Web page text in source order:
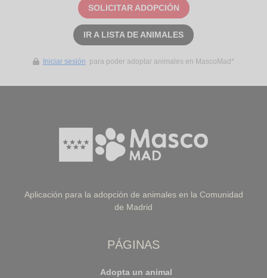
SOLICITAR ADOPCIÓN
IR A LISTA DE ANIMALES
Iniciar sesión para poder adoptar animales en MascoMad*
Aplicación para la adopción de animales en la Comunidad
de Madrid
PÁGINAS
Adopta un animal